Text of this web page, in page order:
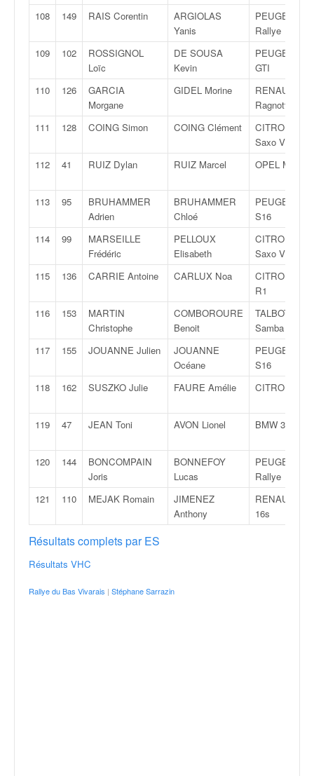
108 149 RAIS Corentin
ARGIOLAS
Yanis
PEUGEOT
Rallye
109
102
ROSSIGNOL
Loïc
DE SOUSA
Kevin
PEUGEOT
GTI
110
126
GARCIA
Morgane
GIDEL Morine
RENAULT
Ragnotti
111
128 COING Simon COING Clément
CITROËN
Saxo VTS
112
41 RUIZ Dylan RUIZ Marcel OPEL Manta
113 95
BRUHAMMER
Adrien
BRUHAMMER
Chloé
PEUGEOT
S16
114
99
MARSEILLE
Frédéric
PELLOUX
Elisabeth
CITROËN
Saxo VTS
115
136 CARRIE Antoine CARLUX Noa
CITROËN
R1
116
153
MARTIN
Christophe
COMBOROURE
Benoit
TALBOT
Samba Rallye
117
155 JOUANNE Julien
JOUANNE
Océane
PEUGEOT
S16
118
162 SUSZKO Julie FAURE Amélie CITROËN C2
119 47 JEAN Toni AVON Lionel BMW 3.25 I
120 144
BONCOMPAIN
Joris
BONNEFOY
Lucas
PEUGEOT
Rallye
121
110 MEJAK Romain
JIMENEZ
Anthony
RENAULT
16s
Résultats complets par ES
Résultats VHC
Rallye du Bas Vivarais | Stéphane Sarrazin